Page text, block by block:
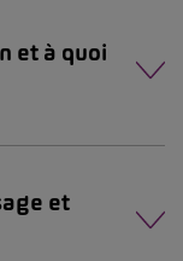
et à quoi
et